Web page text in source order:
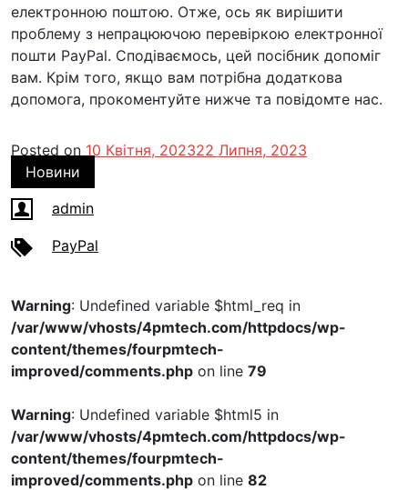
електронною поштою. Отже, ось як вирішити
проблему з непрацюючою перевіркою електронної
пошти PayPal. Сподіваємось, цей посібник допоміг
вам. Крім того, якщо вам потрібна додаткова
допомога, прокоментуйте нижче та повідомте нас.
Posted on 10 Квітня, 202322 Липня, 2023
Новини
admin
PayPal
Warning: Undefined variable $html_req in
/var/www/vhosts/4pmtech.com/httpdocs/wp-
content/themes/fourpmtech-
improved/comments.php on line 79
Warning: Undefined variable $html5 in
/var/www/vhosts/4pmtech.com/httpdocs/wp-
content/themes/fourpmtech-
improved/comments.php on line 82